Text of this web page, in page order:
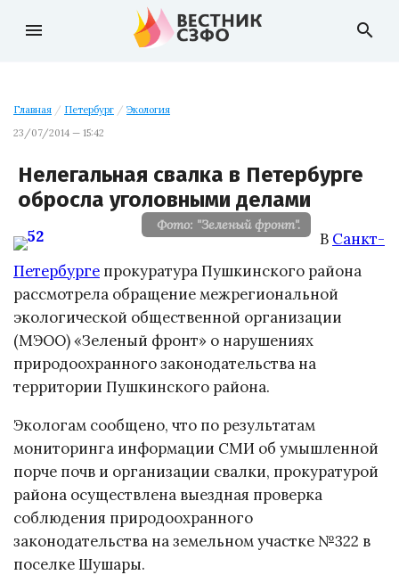
menu search
Главная / Петербург / Экология
23/07/2014 — 15:42
Нелегальная свалка в Петербурге
обросла уголовными делами
Фото: "Зеленый фронт".
В Санкт-
Петербурге прокуратура Пушкинского района
рассмотрела обращение межрегиональной
экологической общественной организации
(МЭОО) «Зеленый фронт» о нарушениях
природоохранного законодательства на
территории Пушкинского района.
Экологам сообщено, что по результатам
мониторинга информации СМИ об умышленной
порче почв и организации свалки, прокуратурой
района осуществлена выездная проверка
соблюдения природоохранного
законодательства на земельном участке №322 в
поселке Шушары.